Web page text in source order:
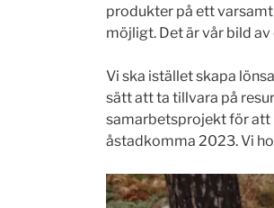
produkter på ett
möjligt. Det är vår bild
Vi ska istället skapa
sätt att ta tillvara på
samarbetsprojekt för att
åstadkomma 2023. Vi